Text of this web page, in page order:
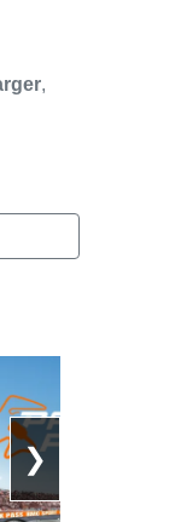
,
❯